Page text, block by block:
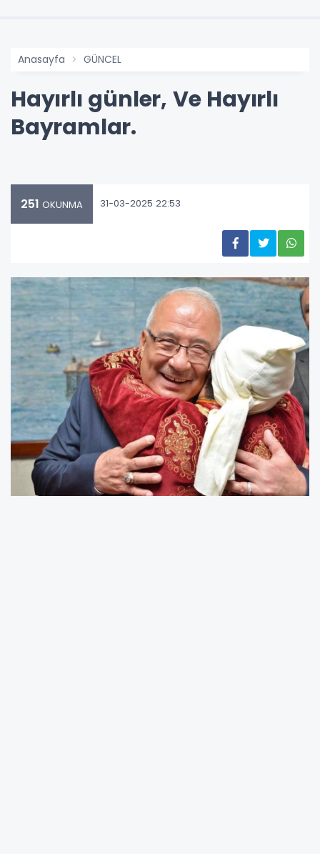
Anasayfa GÜNCEL
Hayırlı günler, Ve Hayırlı
Bayramlar.
251 OKUNMA 31-03-2025 22:53